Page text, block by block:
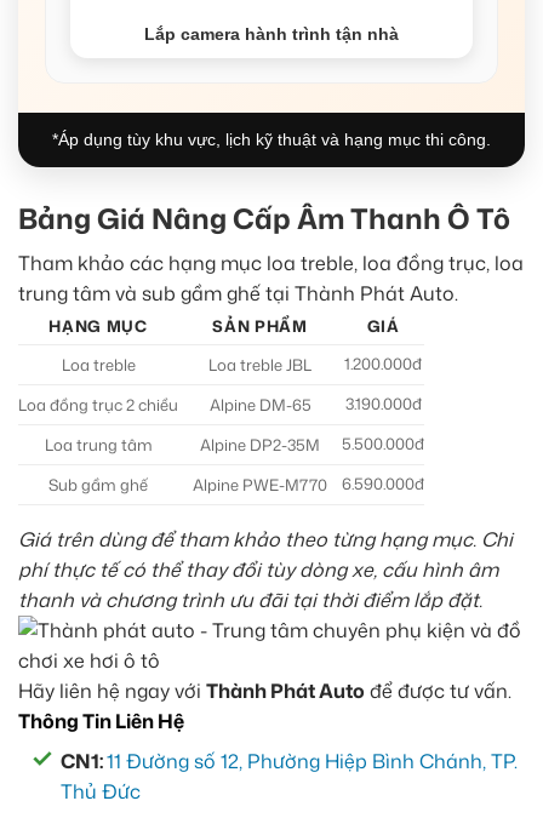
Lắp camera hành trình tận nhà
*Áp dụng tùy khu vực, lịch kỹ thuật và hạng mục thi công.
Bảng Giá Nâng Cấp Âm Thanh Ô Tô
Tham khảo các hạng mục loa treble, loa đồng trục, loa
trung tâm và sub gầm ghế tại Thành Phát Auto.
HẠNG MỤC SẢN PHẨM
GIÁ
Loa treble
Loa treble JBL
1.200.000đ
Loa đồng trục 2 chiều
Alpine DM-65
3.190.000đ
Loa trung tâm
Alpine DP2-35M
5.500.000đ
Sub gầm ghế
Alpine PWE-M770 6.590.000đ
Giá trên dùng để tham khảo theo từng hạng mục. Chi
phí thực tế có thể thay đổi tùy dòng xe, cấu hình âm
thanh và chương trình ưu đãi tại thời điểm lắp đặt.
Hãy liên hệ ngay với Thành Phát Auto để được tư vấn.
Thông Tin Liên Hệ
CN1:11 Đường số 12, Phường Hiệp Bình Chánh, TP.
Thủ Đức